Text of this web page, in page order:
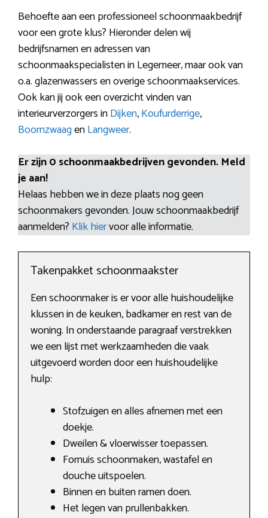
Behoefte aan een professioneel schoonmaakbedrijf
voor een grote klus? Hieronder delen wij
bedrijfsnamen en adressen van
schoonmaakspecialisten in Legemeer, maar ook van
o.a. glazenwassers en overige schoonmaakservices.
Ook kan jij ook een overzicht vinden van
interieurverzorgers inDijken,Koufurderrige,
BoornzwaagenLangweer.
Er zijn 0 schoonmaakbedrijven gevonden. Meld
je aan!
Helaas hebben we in deze plaats nog geen
schoonmakers gevonden. Jouw schoonmaakbedrijf
aanmelden? Klik hiervoor alle informatie.
Takenpakket schoonmaakster
Een schoonmaker is er voor alle huishoudelijke
klussen in de keuken, badkamer en rest van de
woning. In onderstaande paragraaf verstrekken
we een lijst met werkzaamheden die vaak
uitgevoerd worden door een huishoudelijke
hulp:
Stofzuigen en alles afnemen met een
doekje.
Dweilen & vloerwisser toepassen.
Fornuis schoonmaken, wastafel en
douche uitspoelen.
Binnen en buiten ramen doen.
Het legen van prullenbakken.